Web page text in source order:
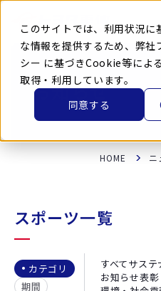
このサイトでは、利用状況に
な情報を提供するため、弊社
シー に基づきCookie等によ
取得・利用しています。
同意する
本
お知らせ
HOME ニ
スポーツ一覧
カテゴリ
期間
すべてサステ
お知らせ表